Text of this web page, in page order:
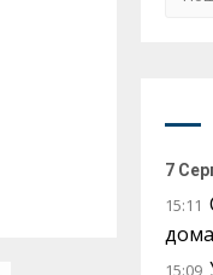
7
15:11
15:09